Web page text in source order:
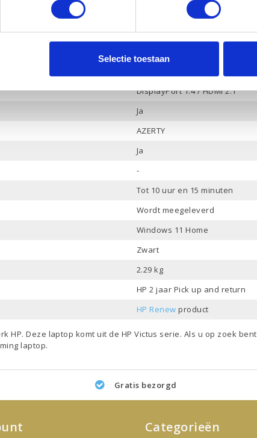
Selectie toestaan
3
DisplayPort 1.4 / HDMI 2.1
Ja
AZERTY
Ja
-
Tot 10 uur en 15 minuten
Wordt meegeleverd
Windows 11 Home
Zwart
2.29 kg
HP 2 jaar Pick up and return
HP Renew product
HP. Deze laptop komt uit de HP Victus serie. Als u op zoek
laptop.
Gratis bezorgd
Categorieën